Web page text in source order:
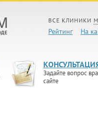
ВСЕ КЛИНИКИ
Рейтинг На
Задайте вопрос
сайте